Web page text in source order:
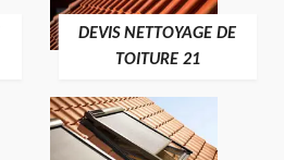
DEVIS NETTOYAGE DE
TOITURE 21